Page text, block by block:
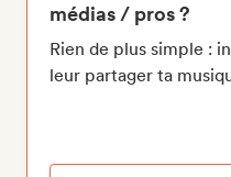
médias / pros ?
Rien de plus simple :
leur partager ta